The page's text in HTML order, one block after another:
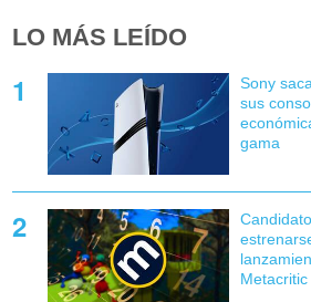
LO MÁS LEÍDO
Sony
sus
gama
Metacritic